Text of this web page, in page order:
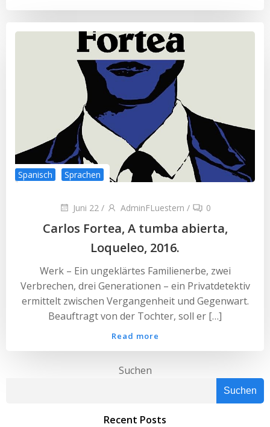
Spanisch Sprachen
Juni 22 / AdminFLuestern / 0
Carlos Fortea, A tumba abierta,
Loqueleo, 2016.
Werk – Ein ungeklärtes Familienerbe, zwei
Verbrechen, drei Generationen – ein Privatdetektiv
ermittelt zwischen Vergangenheit und Gegenwart.
Beauftragt von der Tochter, soll er […]
Read more
Suchen
Suchen
Recent Posts